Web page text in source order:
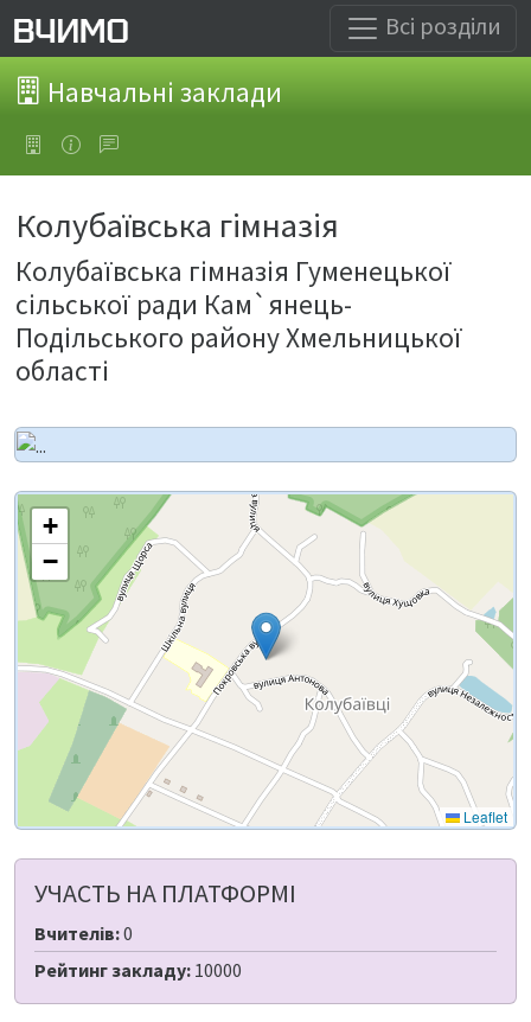
Всі розділи
Навчальні заклади
Колубаївська гімназія
Колубаївська гімназія Гуменецької
сільської ради Кам`янець-
Подільського району Хмельницької
області
+
−
Leaflet
УЧАСТЬ НА ПЛАТФОРМІ
Вчителів:0
Рейтинг закладу: 10000